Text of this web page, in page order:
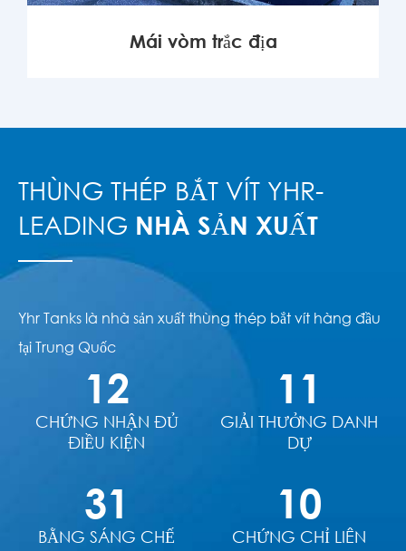
Mái vòm trắc địa
THÙNG THÉP BẮT VÍT YHR-
LEADING NHÀ SẢN XUẤT
Yhr Tanks là nhà sản xuất thùng thép bắt vít hàng đầu
tại Trung Quốc
12
CHỨNG NHẬN ĐỦ
ĐIỀU KIỆN
11
GIẢI THƯỞNG DANH
DỰ
31
BẰNG SÁNG CHẾ
10
CHỨNG CHỈ LIÊN